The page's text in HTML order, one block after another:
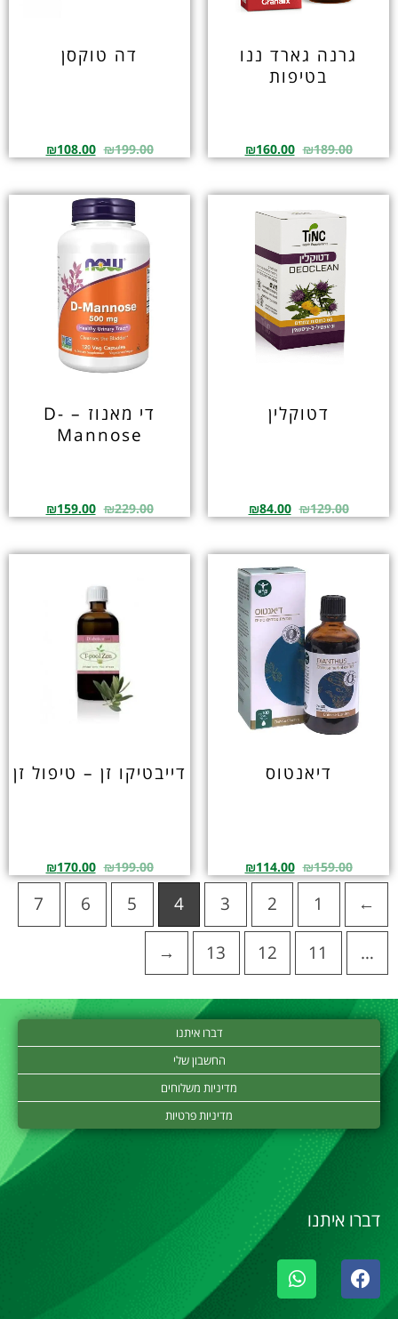
גרנה גארד ננו
בטיפות
₪189.00
₪160.00
דה טוקסן
₪199.00
₪108.00
דטוקלין
₪129.00
₪84.00
די מאנוז – D-
Mannose
₪229.00
₪159.00
דיאנטוס
₪159.00
₪114.00
דייבטיקו זן – טיפול זן
₪199.00
₪170.00
←
1
2
3
4
5
6
7
…
11
12
13
→
דברו איתנו
החשבון שלי
מדיניות משלוחים
מדיניות פרטיות
דברו איתנו